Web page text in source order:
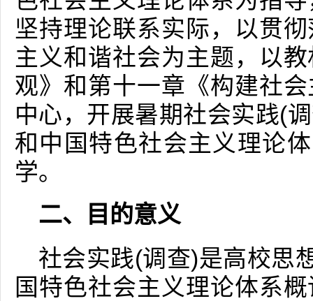
坚持理论联系实际，以贯
主义和谐社会为主题，以
观》和第十一章《构建社
中心，开展暑期社会实践(
和中国特色社会主义理论
学。
二、目的意义
社会实践(调查)是高校思
国特色社会主义理论体系